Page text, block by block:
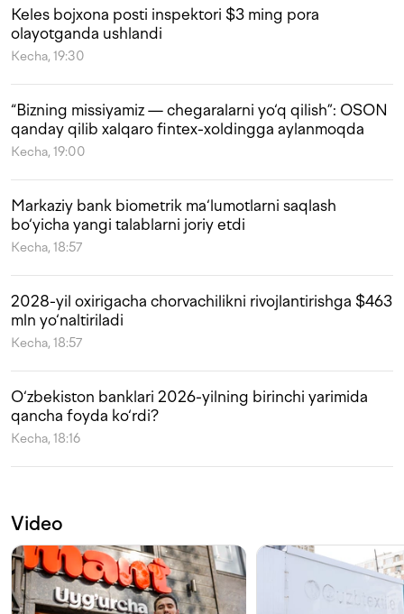
Keles bojxona posti inspektori $3 ming pora
olayotganda ushlandi
Kecha, 19:30
“Bizning missiyamiz — chegaralarni yo‘q qilish”: OSON
qanday qilib xalqaro fintex-xoldingga aylanmoqda
Kecha, 19:00
Markaziy bank biometrik ma‘lumotlarni saqlash
bo‘yicha yangi talablarni joriy etdi
Kecha, 18:57
2028-yil oxirigacha chorvachilikni rivojlantirishga $463
mln yo‘naltiriladi
Kecha, 18:57
O‘zbekiston banklari 2026-yilning birinchi yarimida
qancha foyda ko‘rdi?
Kecha, 18:16
Video